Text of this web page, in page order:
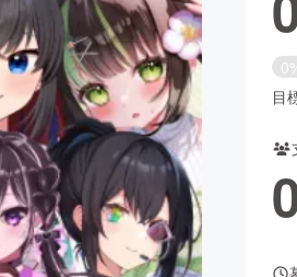
発 フード・飲食店
アニメ・漫画
ビューティー・ヘ
目